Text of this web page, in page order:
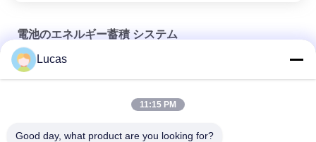
電池のエネルギー蓄積 システム
630kW 1260kWh電池のエネルギー蓄積 システム三相DC600V-
DC900V
Microgrid電池のエネルギー蓄積 システム630のKW力の転換シ
Lucas
11:15 PM
Good day, what product are you looking for?